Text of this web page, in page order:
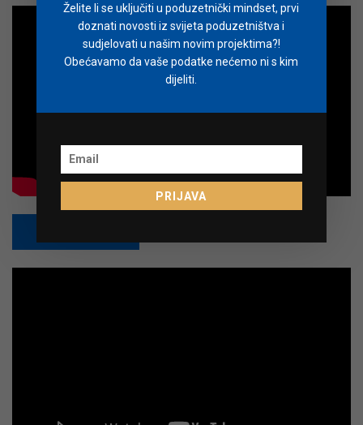
Želite li se uključiti u poduzetnički mindset, prvi
doznati novosti iz svijeta poduzetništva i
sudjelovati u našim novim projektima?!
Obećavamo da vaše podatke nećemo ni s kim
dijeliti.
PRIJAVA